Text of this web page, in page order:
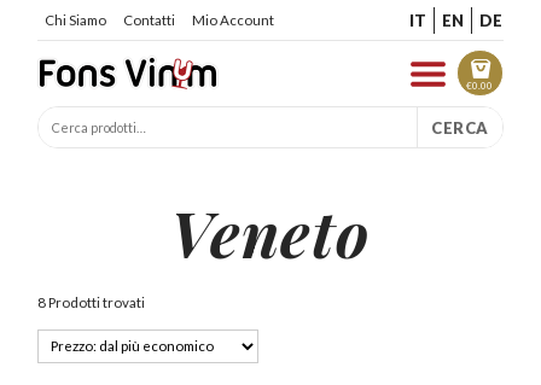
Chi Siamo Contatti Mio Account IT EN DE
€0.00
CERCA
Veneto
8 Prodotti trovati